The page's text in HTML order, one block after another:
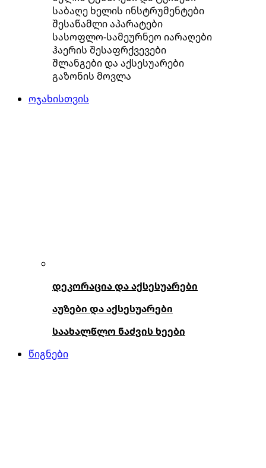
საბაღე ხელის ინსტრუმენტები
შესაწამლი აპარატები
სასოფლო-სამეურნეო იარაღები
ჰაერის შესაფრქვევები
შლანგები და აქსესუარები
გაზონის მოვლა
ოჯახისთვის
დეკორაცია და აქსესუარები
აუზები და აქსესუარები
საახალწლო ნაძვის ხეები
წიგნები